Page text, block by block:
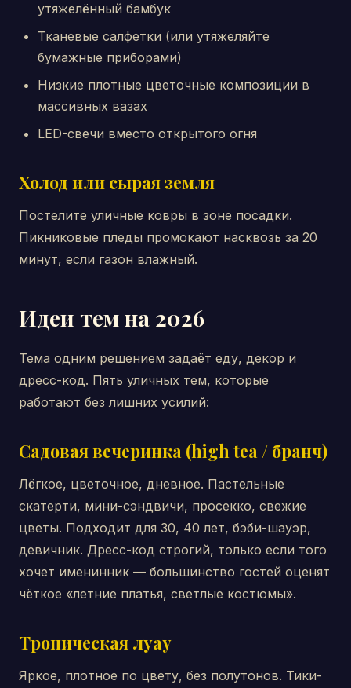
утяжелённый бамбук
Тканевые салфетки (или утяжеляйте
бумажные приборами)
Низкие плотные цветочные композиции в
массивных вазах
LED-свечи вместо открытого огня
Холод или сырая земля
Постелите уличные ковры в зоне посадки.
Пикниковые пледы промокают насквозь за 20
минут, если газон влажный.
Идеи тем на 2026
Тема одним решением задаёт еду, декор и
дресс-код. Пять уличных тем, которые
работают без лишних усилий:
Садовая вечеринка (high tea / бранч)
Лёгкое, цветочное, дневное. Пастельные
скатерти, мини-сэндвичи, просекко, свежие
цветы. Подходит для 30, 40 лет, бэби-шауэр,
девичник. Дресс-код строгий, только если того
хочет именинник — большинство гостей оценят
чёткое «летние платья, светлые костюмы».
Тропическая луау
Яркое, плотное по цвету, без полутонов. Тики-